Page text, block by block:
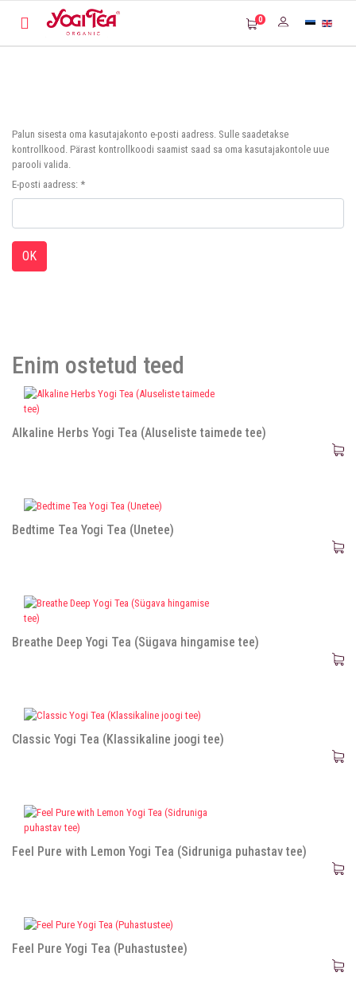
0
Palun sisesta oma kasutajakonto e-posti aadress. Sulle saadetakse
kontrollkood. Pärast kontrollkoodi saamist saad sa oma kasutajakontole uue
parooli valida.
E-posti aadress: *
OK
Enim ostetud teed
Alkaline Herbs Yogi Tea (Aluseliste taimede tee)
Bedtime Tea Yogi Tea (Unetee)
Breathe Deep Yogi Tea (Sügava hingamise tee)
Classic Yogi Tea (Klassikaline joogi tee)
Feel Pure with Lemon Yogi Tea (Sidruniga puhastav tee)
Feel Pure Yogi Tea (Puhastustee)